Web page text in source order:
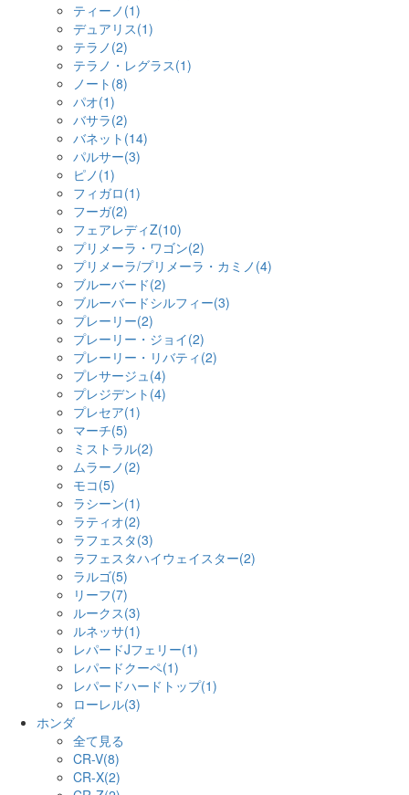
ティーノ(1)
デュアリス(1)
テラノ(2)
テラノ・レグラス(1)
ノート(8)
パオ(1)
バサラ(2)
バネット(14)
パルサー(3)
ピノ(1)
フィガロ(1)
フーガ(2)
フェアレディZ(10)
プリメーラ・ワゴン(2)
プリメーラ/プリメーラ・カミノ(4)
ブルーバード(2)
ブルーバードシルフィー(3)
プレーリー(2)
プレーリー・ジョイ(2)
プレーリー・リバティ(2)
プレサージュ(4)
プレジデント(4)
プレセア(1)
マーチ(5)
ミストラル(2)
ムラーノ(2)
モコ(5)
ラシーン(1)
ラティオ(2)
ラフェスタ(3)
ラフェスタハイウェイスター(2)
ラルゴ(5)
リーフ(7)
ルークス(3)
ルネッサ(1)
レパードJフェリー(1)
レパードクーペ(1)
レパードハードトップ(1)
ローレル(3)
ホンダ
全て見る
CR-V(8)
CR-X(2)